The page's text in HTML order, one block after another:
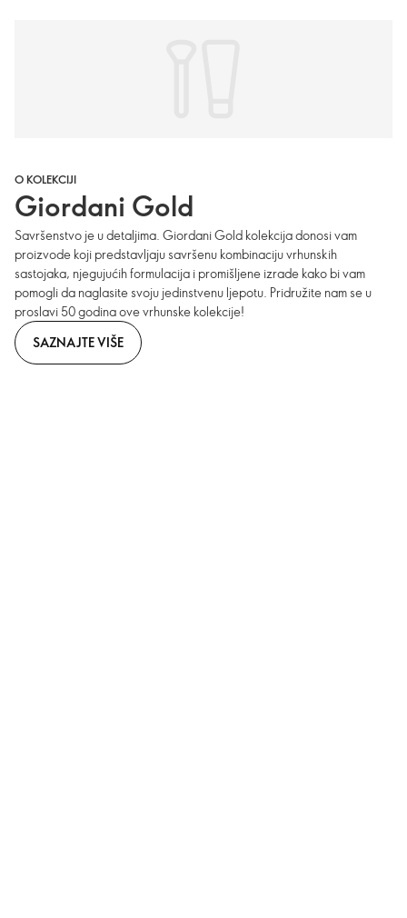
O KOLEKCIJI
Giordani Gold
Savršenstvo je u detaljima. Giordani Gold kolekcija donosi vam
proizvode koji predstavljaju savršenu kombinaciju vrhunskih
sastojaka, njegujućih formulacija i promišljene izrade kako bi vam
pomogli da naglasite svoju jedinstvenu ljepotu. Pridružite nam se u
proslavi 50 godina ove vrhunske kolekcije!
SAZNAJTE VIŠE